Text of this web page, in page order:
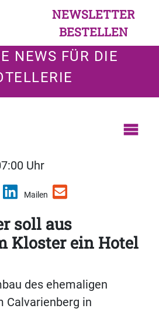
NEWSLETTER
BESTELLEN
NEWS FÜR DIE
Uhr
Mailen
soll aus
Kloster ein Hotel
des ehemaligen
Calvarienberg in